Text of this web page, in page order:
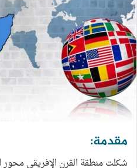
مقدمة:
شكلت منطقة القرن الإفريقي محور